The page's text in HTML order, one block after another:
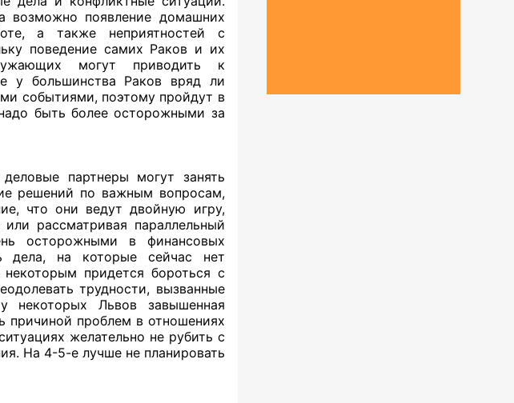
возможно появление домашних
а также неприятностей с
поведение самих Раков и их
могут приводить к
у большинства Раков вряд ли
событиями, поэтому пройдут в
быть более осторожными за
партнеры могут занять
решений по важным вопросам,
что они ведут двойную игру,
рассматривая параллельный
осторожными в финансовых
дела, на которые сейчас нет
придется бороться с
трудности, вызванные
некоторых Львов завышенная
причиной проблем в отношениях
желательно не рубить с
На 4-5-е лучше не планировать